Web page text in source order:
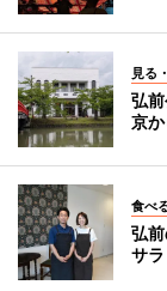
見る
弘
京
食べ
弘
サ